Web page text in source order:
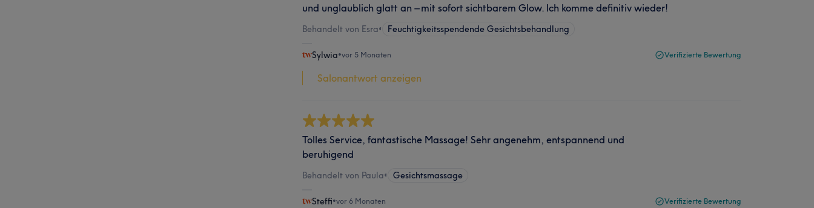
und unglaublich glatt an – mit sofort sichtbarem Glow. Ich komme definitiv wieder!
Behandelt von Esra• Feuchtigkeitsspendende Gesichtsbehandlung
Sylwia•vor 5 Monaten Verifizierte Bewertung
Salonantwort anzeigen
Tolles Service, fantastische Massage! Sehr angenehm, entspannend und
beruhigend
Behandelt von Paula• Gesichtsmassage
Steffi•vor 6 Monaten Verifizierte Bewertung